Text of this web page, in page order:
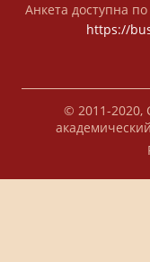
Анкета доступна
https://
© 2011-2020,